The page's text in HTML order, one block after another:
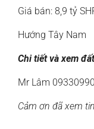
Giá bán: 8,9 tỷ
Hướng Tây Nam
Chi tiết và xem
Mr Lâm
Cảm ơn đã xem